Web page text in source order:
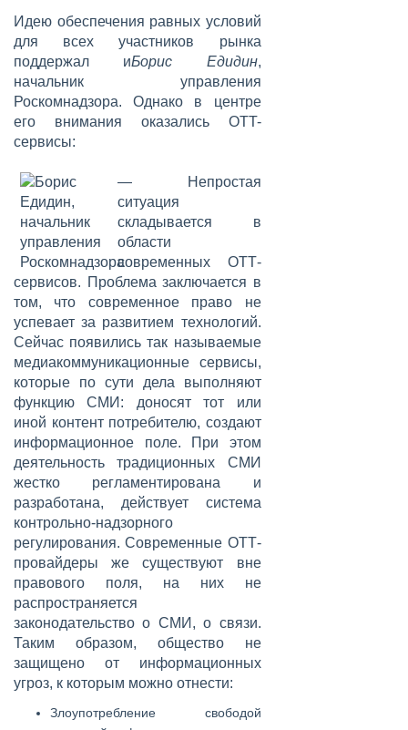
Идею обеспечения равных условий
для всех участников рынка
поддержал иБорис Едидин,
начальник управления
Роскомнадзора. Однако в центре
его внимания оказались OTT-
сервисы:
— Непростая
ситуация
складывается в
области
современных ОТТ-
сервисов. Проблема заключается в
том, что современное право не
успевает за развитием технологий.
Сейчас появились так называемые
медиакоммуникационные сервисы,
которые по сути дела выполняют
функцию СМИ: доносят тот или
иной контент потребителю, создают
информационное поле. При этом
деятельность традиционных СМИ
жестко регламентирована и
разработана, действует система
контрольно-надзорного
регулирования. Современные ОТТ-
провайдеры же существуют вне
правового поля, на них не
распространяется
законодательство о СМИ, о связи.
Таким образом, общество не
защищено от информационных
угроз, к которым можно отнести:
Злоупотребление свободой